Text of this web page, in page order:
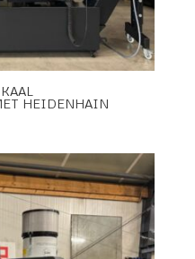
HEIDENHAIN